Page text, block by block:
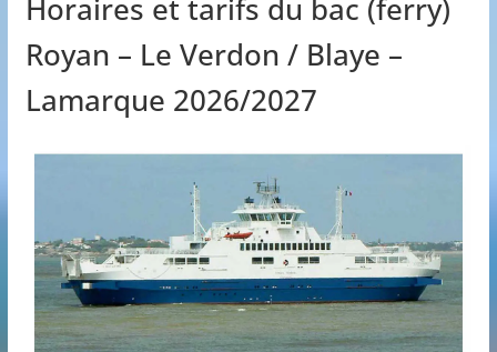
Horaires et tarifs du bac (ferry)
Royan – Le Verdon / Blaye –
Lamarque 2026/2027